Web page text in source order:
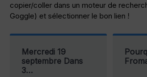
copier/coller dans un moteur de
Goggle) et sélectionner le bon lien !
Mercredi 19
septembre Dans
3…